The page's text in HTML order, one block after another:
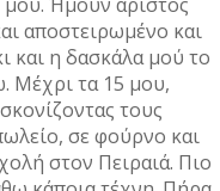
αποστειρωμένο και
και η δασκάλα μού το
Μέχρι τα 15 μου,
τους
σε φούρνο και
στον Πειραιά. Πιο